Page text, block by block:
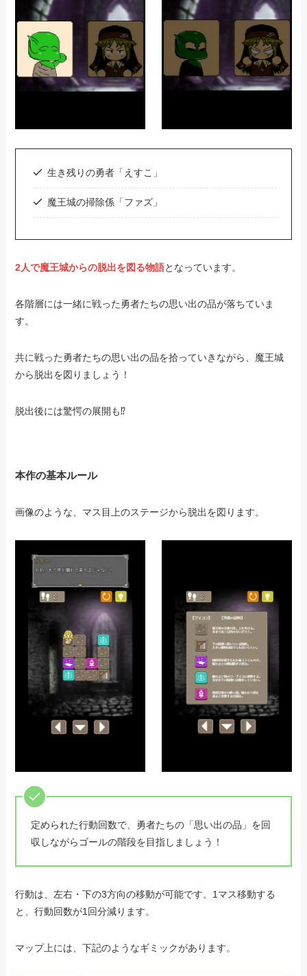
生き残りの勇者「えすこ」
魔王城の掃除係「ファズ」
2人で魔王城からの脱出を図る物語となっています。
各階層には一緒に戦った勇者たちの思い出の品が落ちていま
す。
共に戦った勇者たちの思い出の品を拾っていきながら、魔王城
から脱出を図りましょう！
脱出後には驚愕の展開も⁉
本作の基本ルール
画像のような、マス目上のステージから脱出を図ります。
定められた行動回数で、勇者たちの「思い出の品」を回
収しながらゴールの階段を目指しましょう！
行動は、左右・下の3方向の移動が可能です。1マス移動する
と、行動回数が1回分減ります。
マップ上には、下記のようなギミックがあります。